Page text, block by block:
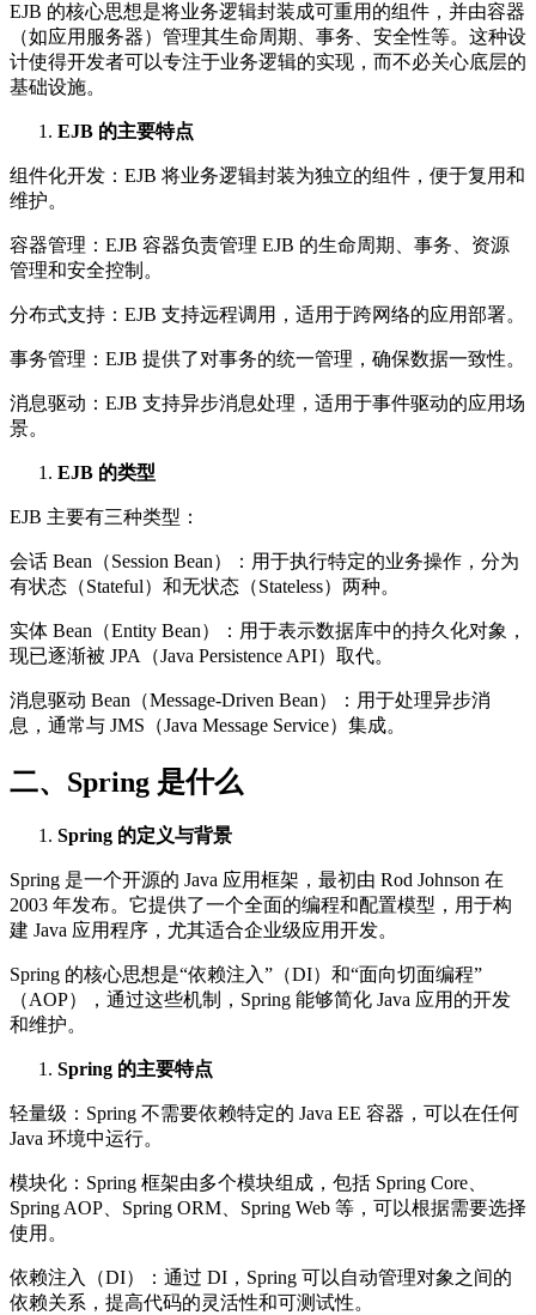
EJB 的核心思想是将业务逻辑封装成可重用的组件，并由容器
（如应用服务器）管理其生命周期、事务、安全性等。这种设
计使得开发者可以专注于业务逻辑的实现，而不必关心底层的
基础设施。
EJB 的主要特点
组件化开发：EJB 将业务逻辑封装为独立的组件，便于复用和
维护。
容器管理：EJB 容器负责管理 EJB 的生命周期、事务、资源
管理和安全控制。
分布式支持：EJB 支持远程调用，适用于跨网络的应用部署。
事务管理：EJB 提供了对事务的统一管理，确保数据一致性。
消息驱动：EJB 支持异步消息处理，适用于事件驱动的应用场
景。
EJB 的类型
EJB 主要有三种类型：
会话 Bean（Session Bean）：用于执行特定的业务操作，分为
有状态（Stateful）和无状态（Stateless）两种。
实体 Bean（Entity Bean）：用于表示数据库中的持久化对象，
现已逐渐被 JPA（Java Persistence API）取代。
消息驱动 Bean（Message-Driven Bean）：用于处理异步消
息，通常与 JMS（Java Message Service）集成。
二、Spring 是什么
Spring 的定义与背景
Spring 是一个开源的 Java 应用框架，最初由 Rod Johnson 在
2003 年发布。它提供了一个全面的编程和配置模型，用于构
建 Java 应用程序，尤其适合企业级应用开发。
Spring 的核心思想是“依赖注入”（DI）和“面向切面编程”
（AOP），通过这些机制，Spring 能够简化 Java 应用的开发
和维护。
Spring 的主要特点
轻量级：Spring 不需要依赖特定的 Java EE 容器，可以在任何
Java 环境中运行。
模块化：Spring 框架由多个模块组成，包括 Spring Core、
Spring AOP、Spring ORM、Spring Web 等，可以根据需要选择
使用。
依赖注入（DI）：通过 DI，Spring 可以自动管理对象之间的
依赖关系，提高代码的灵活性和可测试性。